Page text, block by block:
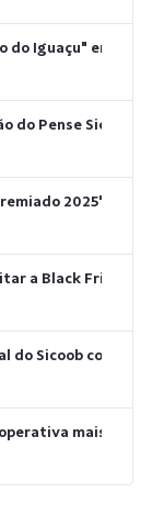
do Iguaçu" em
do Pense Sicoob
2025" com
a Black Friday e o
do Sicoob como
mais